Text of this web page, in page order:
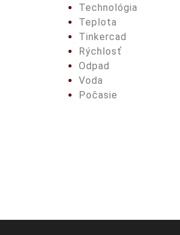
Technológia
Teplota
Tinkercad
Rýchlosť
Odpad
Voda
Počasie